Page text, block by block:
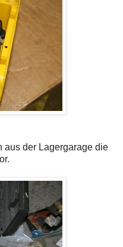
aus der Lagergarage die